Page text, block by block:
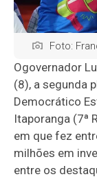
Foto:
Ogovernador
(8), a segunda
Democrático
Itaporanga (7ª
em que fez
milhões em
entre os